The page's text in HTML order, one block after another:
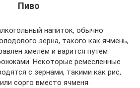
Пиво
напиток, обычно
зерна, такого как ячмень,
хмелем и варится путем
Некоторые ремесленные
с зернами, такими как рис,
сорго вместо ячменя.